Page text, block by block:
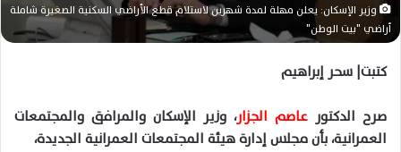
وزير الإسكان: يعلن مهلة لمدة شهرين لاستلام قطع الأراضي السكنية الصغيرة شاملة
أراضي "بيت الوطن"
كتبت| سحر إبراهيم
صرح الدكتور عاصم الجزار، وزير الإسكان والمرافق والمجتمعات
العمرانية، بأن مجلس إدارة هيئة المجتمعات العمرانية الجديدة،